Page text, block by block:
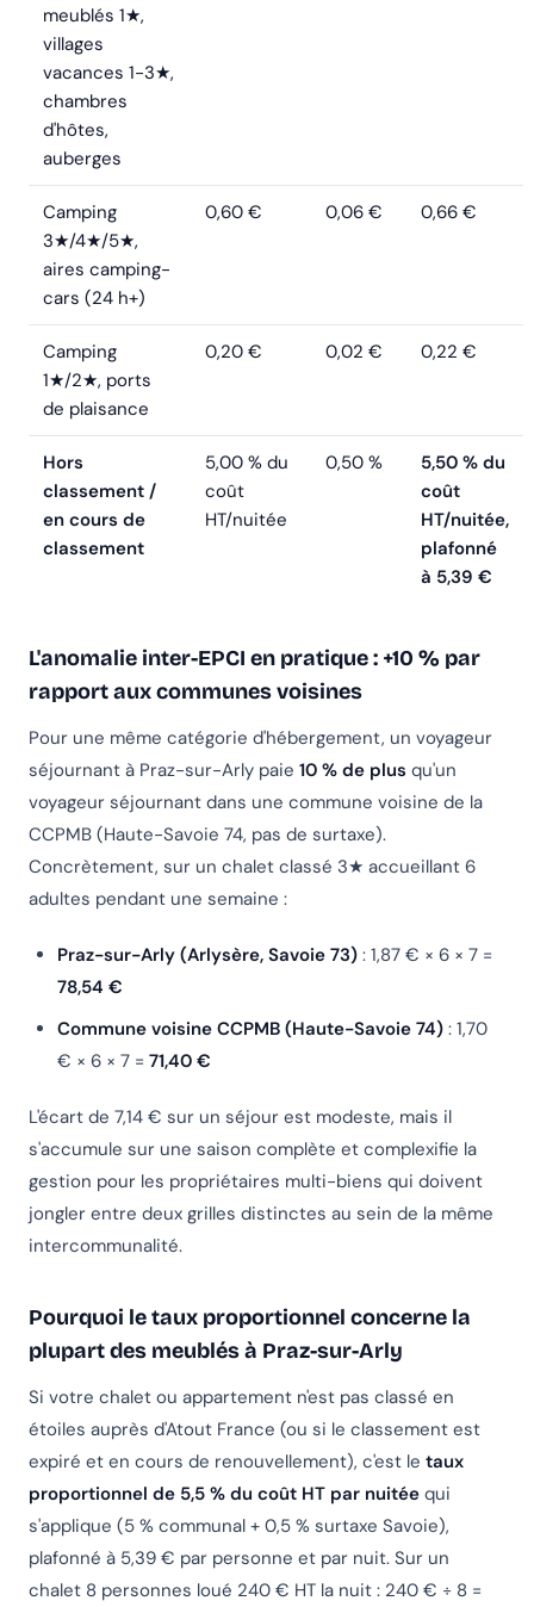
meublés 1★,
villages
vacances 1-3★,
chambres
d'hôtes,
auberges
Camping
3★/4★/5★,
aires camping-
cars (24 h+)
0,60 € 0,06 € 0,66 €
Camping
1★/2★, ports
de plaisance
0,20 € 0,02 € 0,22 €
Hors
classement /
en cours de
classement
5,00 % du
coût
HT/nuitée
0,50 %
5,50 % du
coût
HT/nuitée,
plafonné
à 5,39 €
L'anomalie inter-EPCI en pratique : +10 % par
rapport aux communes voisines
Pour une même catégorie d'hébergement, un voyageur
séjournant à Praz-sur-Arly paie 10 % de plus qu'un
voyageur séjournant dans une commune voisine de la
CCPMB (Haute-Savoie 74, pas de surtaxe).
Concrètement, sur un chalet classé 3★ accueillant 6
adultes pendant une semaine :
Praz-sur-Arly (Arlysère, Savoie 73) : 1,87 € × 6 × 7 =
78,54 €
Commune voisine CCPMB (Haute-Savoie 74) : 1,70
€ × 6 × 7 = 71,40 €
L'écart de 7,14 € sur un séjour est modeste, mais il
s'accumule sur une saison complète et complexifie la
gestion pour les propriétaires multi-biens qui doivent
jongler entre deux grilles distinctes au sein de la même
intercommunalité.
Pourquoi le taux proportionnel concerne la
plupart des meublés à Praz-sur-Arly
Si votre chalet ou appartement n'est pas classé en
étoiles auprès d'Atout France (ou si le classement est
expiré et en cours de renouvellement), c'est le taux
proportionnel de 5,5 % du coût HT par nuitée qui
s'applique (5 % communal + 0,5 % surtaxe Savoie),
plafonné à 5,39 € par personne et par nuit. Sur un
chalet 8 personnes loué 240 € HT la nuit : 240 € ÷ 8 =